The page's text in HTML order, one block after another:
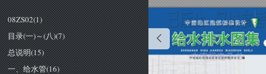
08ZS02(1)
目录(一)～(八)(7)
总说明(15)
一、给水管(16)